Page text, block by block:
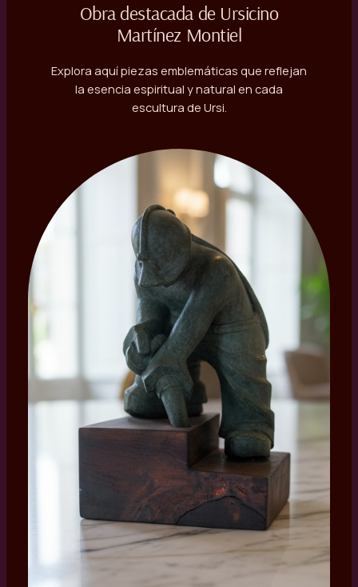
Obra destacada de Ursicino
Martínez Montiel
Explora aquí piezas emblemáticas que reflejan
la esencia espiritual y natural en cada
escultura de Ursi.